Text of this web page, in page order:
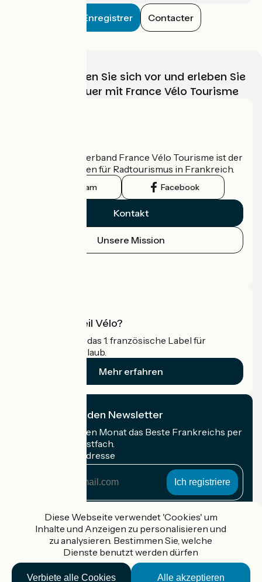
Enregistrer Contacter
Wählen, bereiten Sie sich vor und erleben Sie
Ihr Radabenteuer mit France Vélo Tourisme
Der nationale Verband France Vélo Tourisme ist der
offizielle Leitfaden für Radtourismus in Frankreich.
Instagram Facebook
Kontakt
Unsere Mission
Was ist Accueil Vélo?
Accueil Vélo ist das 1. französische Label für
Radfahrer im Urlaub.
Mehr erfahren
Ich abonniere den Newsletter
Erhalten Sie jeden Monat das Beste Frankreichs per
Rad in Ihrem Postfach.
Meine E-Mail-Adresse
Adresse
Gefördert im Rahmen von Destination France
Diese Webseite verwendet 'Cookies' um
Inhalte und Anzeigen zu personalisieren und
zu analysieren. Bestimmen Sie, welche
Dienste benutzt werden dürfen
Alle akzeptieren
Verbiete alle Cookies